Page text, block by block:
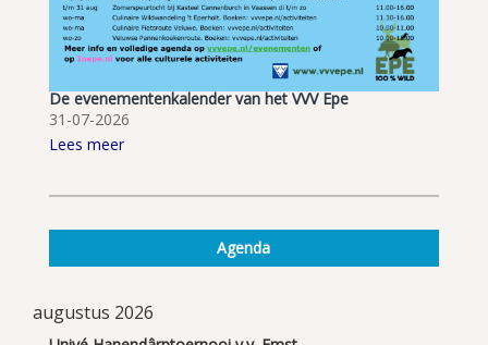
De evenementenkalender van het VVV Epe
31-07-2026
Lees meer
Agenda
augustus 2026